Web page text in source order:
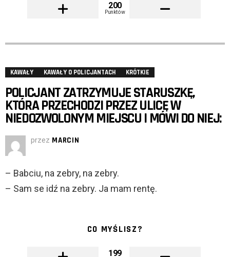
200
Punktów
KAWAŁY KAWAŁY O POLICJANTACH KRÓTKIE
POLICJANT ZATRZYMUJE STARUSZKĘ,
KTÓRA PRZECHODZI PRZEZ ULICĘ W
NIEDOZWOLONYM MIEJSCU I MÓWI DO NIEJ:
przez MARCIN
– Babciu, na zebry, na zebry.
– Sam se idź na zebry. Ja mam rentę.
CO MYŚLISZ?
199